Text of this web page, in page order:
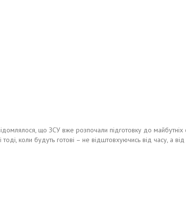
що ЗСУ вже розпочали підготовку до майбутніх
коли будуть готові – не відштовхуючись від часу, а